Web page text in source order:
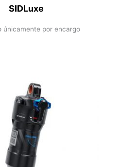
SIDLuxe
únicamente por encargo